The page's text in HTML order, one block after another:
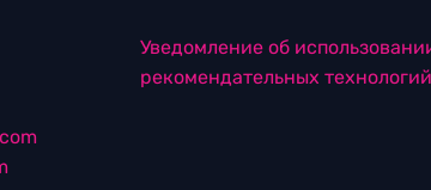
Уведомление об
рекомендательных технологий